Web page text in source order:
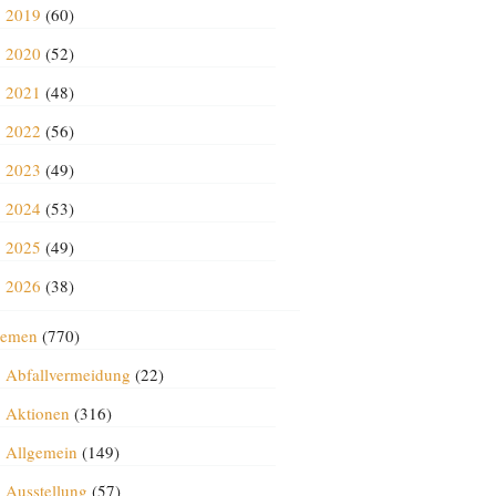
2019 (60)
2020 (52)
2021 (48)
2022 (56)
2023 (49)
2024 (53)
2025 (49)
2026 (38)
(770)
Abfallvermeidung (22)
Aktionen (316)
Allgemein (149)
Ausstellung (57)